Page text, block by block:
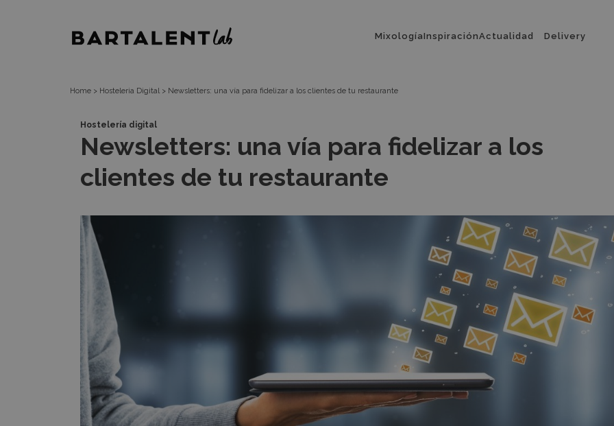
fidelizar
clientes
restaurante
Bartalent
principal
MixologíaInspiraciónActualidad Delivery
Home > Hosteleria Digital > Newsletters: una vía para fidelizar a los clientes de tu restaurante
Hostelería digital
Newsletters: una vía para fidelizar a los
clientes de tu restaurante